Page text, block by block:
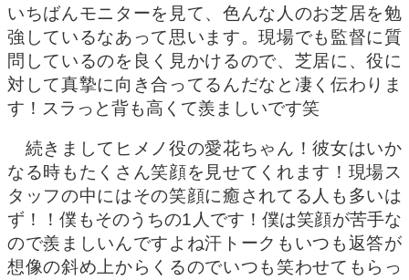
いちばんモニターを見て、色んな人のお芝居を勉
強しているなあって思います。現場でも監督に質
問しているのを良く見かけるので、芝居に、役に
対して真摯に向き合ってるんだなと凄く伝わりま
す！スラっと背も高くて羨ましいです笑
続きましてヒメノ役の愛花ちゃん！彼女はいか
なる時もたくさん笑顔を見せてくれます！現場ス
タッフの中にはその笑顔に癒されてる人も多いは
ず！！僕もそのうちの1人です！僕は笑顔が苦手な
ので羨ましいんですよね汗トークもいつも返答が
想像の斜め上からくるのでいつも笑わせてもらっ